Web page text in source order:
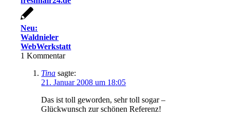
Neu:
Waldnieler
WebWerkstatt
1 Kommentar
Tina sagte:
21. Januar 2008 um 18:05
Das ist toll geworden, sehr toll sogar –
Glückwunsch zur schönen Referenz!